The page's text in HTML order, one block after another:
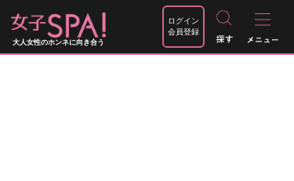
大人女性のホンネに向き合う
ログイン
会員登録